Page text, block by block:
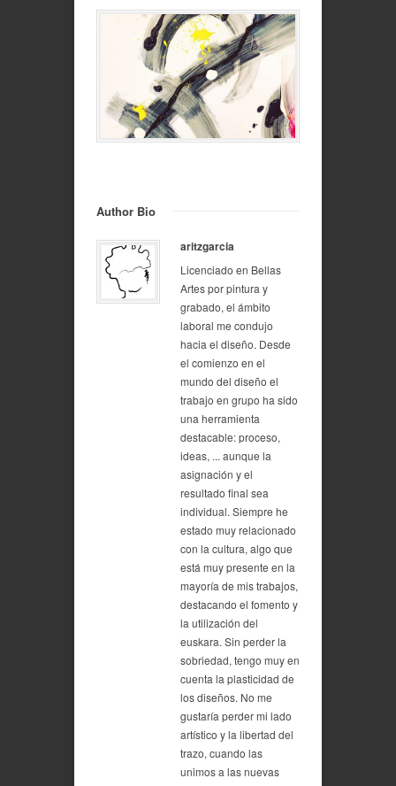
Author Bio
aritzgarcia
Licenciado en Bellas
Artes por pintura y
grabado, el ámbito
laboral me condujo
hacia el diseño. Desde
el comienzo en el
mundo del diseño el
trabajo en grupo ha sido
una herramienta
destacable: proceso,
ideas, ... aunque la
asignación y el
resultado final sea
individual. Siempre he
estado muy relacionado
con la cultura, algo que
está muy presente en la
mayoría de mis trabajos,
destacando el fomento y
la utilización del
euskara. Sin perder la
sobriedad, tengo muy en
cuenta la plasticidad de
los diseños. No me
gustaría perder mi lado
artístico y la libertad del
trazo, cuando las
unimos a las nuevas